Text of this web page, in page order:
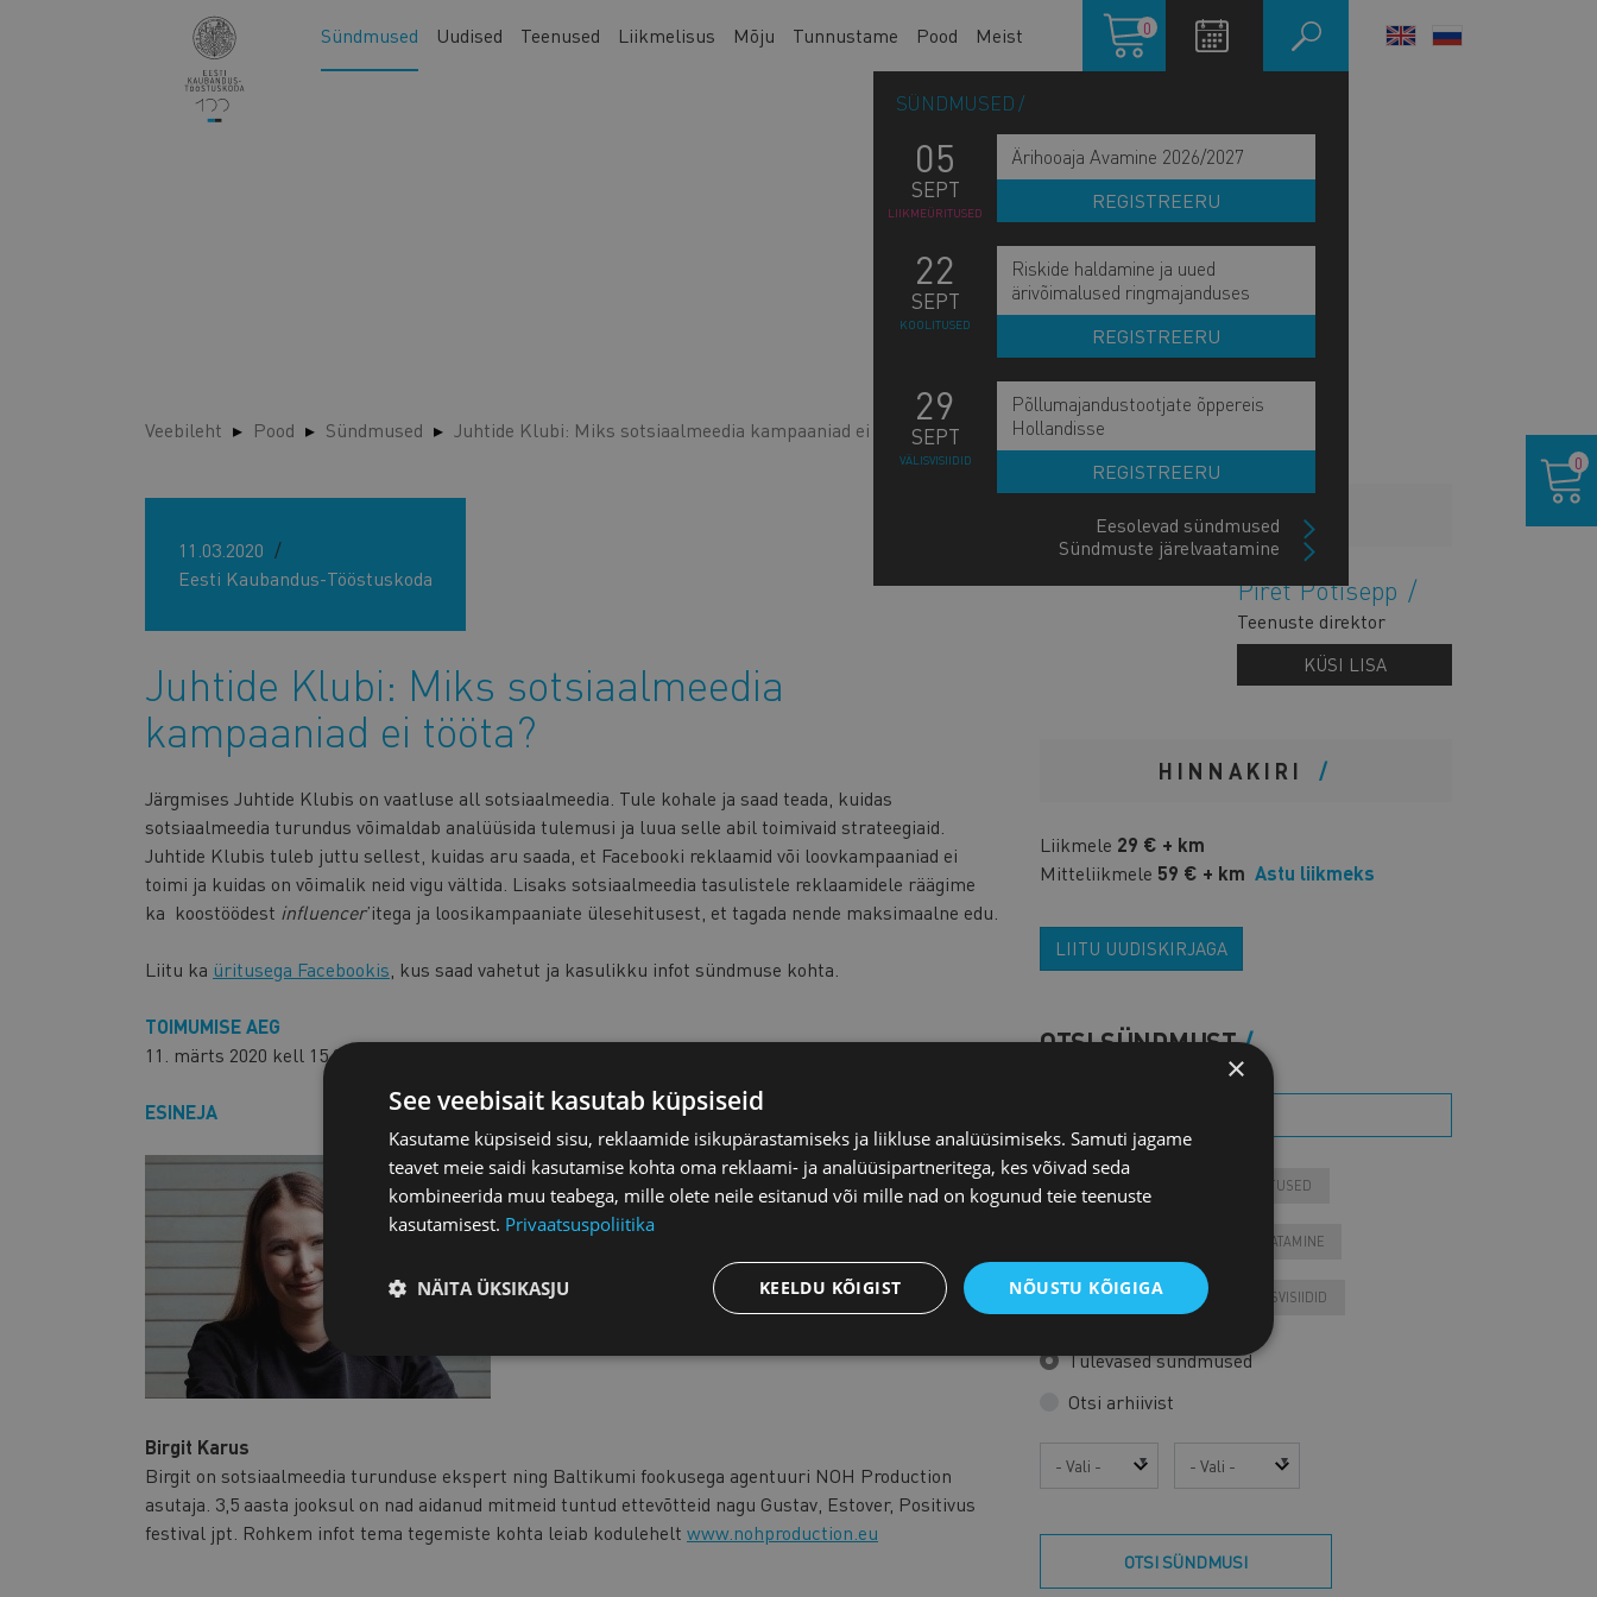
Main
navigation
Sündmused Uudised Teenused Liikmelisus Mõju Tunnustame Pood Meist
Ostukorv
0
SÜNDMUSED
05
SEPT
LIIKMEÜRITUSED
Ärihooaja Avamine 2026/2027
REGISTREERU
22
SEPT
KOOLITUSED
Riskide haldamine ja uued
ärivõimalused ringmajanduses
REGISTREERU
29
SEPT
VÄLISVISIIDID
Põllumajandustootjate õppereis
Hollandisse
REGISTREERU
Eesolevad sündmused
Sündmuste järelvaatamine
LANGUAGE
Veebileht Pood Sündmused Juhtide Klubi: Miks sotsiaalmeedia kampaaniad ei tööta?
11.03.2020
Eesti Kaubandus-Tööstuskoda
Juhtide Klubi: Miks sotsiaalmeedia
kampaaniad ei tööta?
Järgmises Juhtide Klubis on vaatluse all sotsiaalmeedia. Tule kohale ja saad teada, kuidas
sotsiaalmeedia turundus võimaldab analüüsida tulemusi ja luua selle abil toimivaid strateegiaid.
Juhtide Klubis tuleb juttu sellest, kuidas aru saada, et Facebooki reklaamid või loovkampaaniad ei
toimi ja kuidas on võimalik neid vigu vältida. Lisaks sotsiaalmeedia tasulistele reklaamidele räägime
ka koostöödest influencer’itega ja loosikampaaniate ülesehitusest, et tagada nende maksimaalne edu.
Liitu ka üritusega Facebookis , kus saad vahetut ja kasulikku infot sündmuse kohta.
TOIMUMISE AEG
11. märts 2020 kell 15.00-17.00 Eesti Kaubandus-Tööstuskoda (Toom-Kooli 17, Tallinn)
ESINEJA
Birgit Karus
Birgit on sotsiaalmeedia turunduse ekspert ning Baltikumi fookusega agentuuri NOH Production
asutaja. 3,5 aasta jooksul on nad aidanud mitmeid tuntud ettevõtteid nagu Gustav, Estover, Positivus
festival jpt. Rohkem infot tema tegemiste kohta leiab kodulehelt www.nohproduction.eu
0
LISAINFO
Piret Potisepp
Teenuste direktor
KÜSI LISA
HINNAKIRI
Liikmele 29 € + km
Mitteliikmele 59 € + km Astu liikmeks
LIITU UUDISKIRJAGA
OTSI SÜNDMUST
KONTAKTÜRITUSED KOOLITUSED
JÄRELVAATAMINE
MESSID VARIA VÄLISVISIIDID
Tulevased sündmused
Otsi arhiivist
Aasta Kuu
OTSI SÜNDMUSI
×
See veebisait kasutab küpsiseid
Kasutame küpsiseid sisu, reklaamide isikupärastamiseks ja liikluse analüüsimiseks. Samuti jagame
teavet meie saidi kasutamise kohta oma reklaami- ja analüüsipartneritega, kes võivad seda
kombineerida muu teabega, mille olete neile esitanud või mille nad on kogunud teie teenuste
kasutamisest. Privaatsuspoliitika
NÕUSTU KÕIGIGA
KEELDU KÕIGIST
NÄITA ÜKSIKASJU